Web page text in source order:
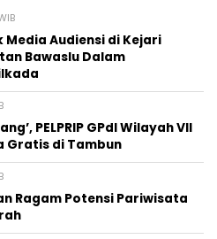
Media Audiensi di Kejari
Bawaslu Dalam
PELPRIP GPdI Wilayah VII
Gratis di Tambun
Ragam Potensi Pariwisata